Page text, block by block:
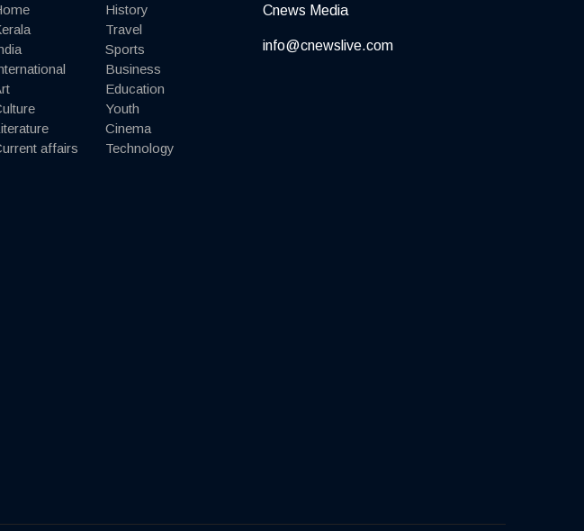
affairs
History
Travel
Sports
Business
Education
Youth
Cinema
Technology
Cnews Media
info@cnewslive.com